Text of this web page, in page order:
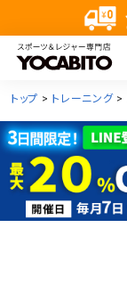
トップ トレーニング